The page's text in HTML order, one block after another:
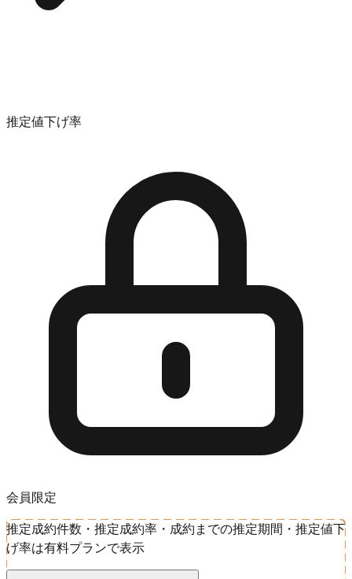
推定値下げ率
会員限定
推定成約件数・推定成約率・成約までの推定期間・推定値下
げ率は有料プランで表示